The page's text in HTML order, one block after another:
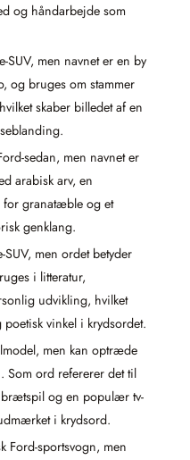
og håndarbejde som
SUV, men navnet er en by
og bruges om stammer
skaber billedet af en
sedan, men navnet er
arabisk arv, en
for granatæble og et
genklang.
SUV, men ordet betyder
i litteratur,
udvikling, hvilket
vinkel i krydsordet.
men kan optræde
Som ord refererer det til
brætspil og en populær tv-
i krydsord.
Ford-sportsvogn, men